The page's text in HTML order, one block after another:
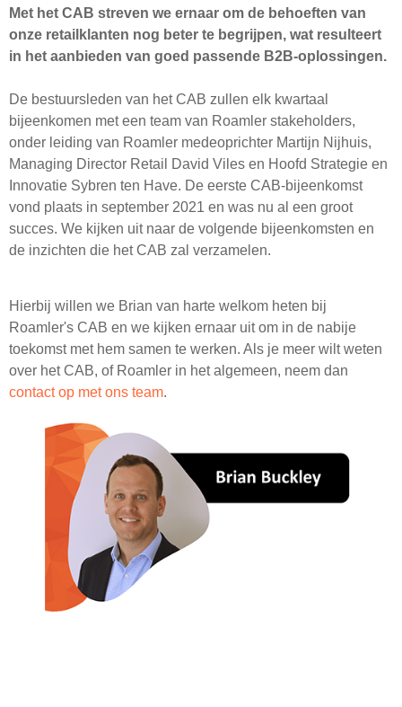
Met het CAB streven we ernaar om de behoeften van
onze retailklanten nog beter te begrijpen, wat resulteert
in het aanbieden van goed passende B2B-oplossingen.
De bestuursleden van het CAB zullen elk kwartaal
bijeenkomen met een team van Roamler stakeholders,
onder leiding van Roamler medeoprichter Martijn Nijhuis,
Managing Director Retail David Viles en Hoofd Strategie en
Innovatie Sybren ten Have. De eerste CAB-bijeenkomst
vond plaats in september 2021 en was nu al een groot
succes. We kijken uit naar de volgende bijeenkomsten en
de inzichten die het CAB zal verzamelen.
Hierbij willen we Brian van harte welkom heten bij
Roamler's CAB en we kijken ernaar uit om in de nabije
toekomst met hem samen te werken. Als je meer wilt weten
over het CAB, of Roamler in het algemeen, neem dan
contact op met ons team.